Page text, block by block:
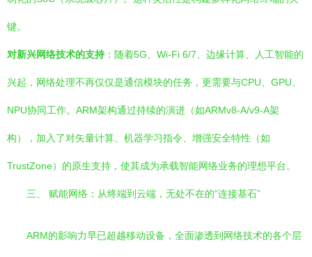
键。
对新兴网络技术的支持 ：随着5G、Wi-Fi 6/7、边缘计算、人工智能的
兴起，网络处理不再仅仅是通信模块的任务，更需要与CPU、GPU、
NPU协同工作。ARM架构通过持续的演进（如ARMv8-A/v9-A架
构），加入了对矢量计算、机器学习指令、增强安全特性（如
TrustZone）的原生支持，使其成为承载智能网络业务的理想平台。
三、 赋能网络：从终端到云端，无处不在的“连接基石”
ARM的影响力早已超越移动设备，全面渗透到网络技术的各个层